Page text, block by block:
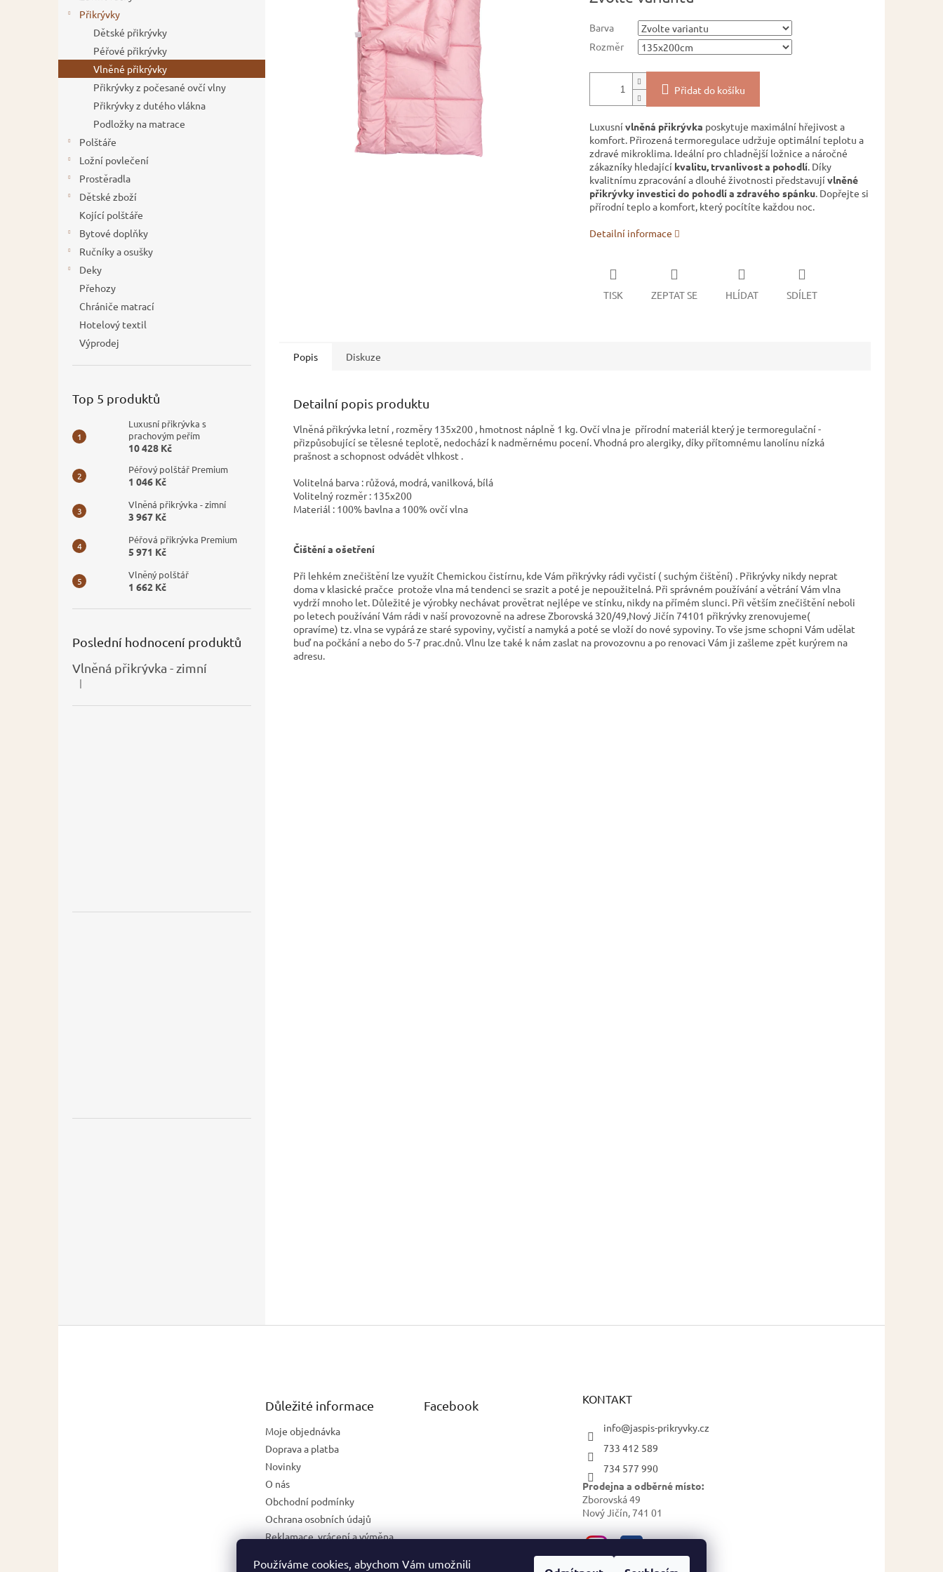
Používáme cookies, abychom Vám umožnili
n
e
Přikrývky
Dětské přikrývky
Péřové přikrývky
Vlněné přikrývky
Přikrývky z počesané ovčí vlny
Přikrývky z dutého vlákna
Podložky na matrace
Polštáře
Ložní povlečení
Prostěradla
Dětské zboží
Kojící polštáře
Bytové doplňky
Ručníky a osušky
Deky
Přehozy
Chrániče matrací
Hotelový textil
Výprodej
Top 5 produktů
Luxusní přikrývka s
prachovým peřím
10 428 Kč
Péřový polštář Premium
1 046 Kč
Vlněná přikrývka - zimní
3 967 Kč
Péřová přikrývka Premium
5 971 Kč
Vlněný polštář
1 662 Kč
Poslední hodnocení produktů
Vlněná přikrývka - zimní
Hodnocení produktu je 5 z 5 hvězdiček.
|
5
hvězdiček.
Barva
Rozměr
Přidat do košíku
Luxusní vlněná přikrývka poskytuje maximální hřejivost a
komfort. Přirozená termoregulace udržuje optimální teplotu a
zdravé mikroklima. Ideální pro chladnější ložnice a náročné
zákazníky hledající kvalitu, trvanlivost a pohodlí. Díky
kvalitnímu zpracování a dlouhé životnosti představují vlněné
přikrývky investici do pohodlí a zdravého spánku. Dopřejte si
přírodní teplo a komfort, který pocítíte každou noc.
Detailní informace
TISK ZEPTAT SE HLÍDAT SDÍLET
Popis Diskuze
Detailní popis produktu
Vlněná přikrývka letní , rozměry 135x200 , hmotnost náplně 1 kg. Ovčí vlna je přírodní materiál který je termoregulační -
přizpůsobující se tělesné teplotě, nedochází k nadměrnému pocení. Vhodná pro alergiky, díky přítomnému lanolínu nízká
prašnost a schopnost odvádět vlhkost .
Volitelná barva : růžová, modrá, vanilková, bílá
Volitelný rozměr : 135x200
Materiál : 100% bavlna a 100% ovčí vlna
Čištění a ošetření
Při lehkém znečištění lze využít Chemickou čistírnu, kde Vám přikrývky rádi vyčistí ( suchým čištění) . Přikrývky nikdy neprat
doma v klasické pračce protože vlna má tendenci se srazit a poté je nepoužitelná. Při správném používání a větrání Vám vlna
vydrží mnoho let. Důležité je výrobky nechávat provětrat nejlépe ve stínku, nikdy na přímém slunci. Při větším znečištění neboli
po letech používání Vám rádi v naší provozovně na adrese Zborovská 320/49,Nový Jičín 74101 přikrývky zrenovujeme(
opravíme) tz. vlna se vypárá ze staré sypoviny, vyčistí a namyká a poté se vloží do nové sypoviny. To vše jsme schopni Vám udělat
buď na počkání a nebo do 5-7 prac.dnů. Vlnu lze také k nám zaslat na provozovnu a po renovaci Vám ji zašleme zpět kurýrem na
adresu.
Důležité informace
Moje objednávka
Doprava a platba
Novinky
O nás
Obchodní podmínky
Ochrana osobních údajů
Reklamace, vrácení a výměna
Napište nám
Facebook KONTAKT
info@jaspis-prikryvky.cz
733 412 589
734 577 990
Prodejna a odběrné místo:
Zborovská 49
Nový Jičín, 741 01